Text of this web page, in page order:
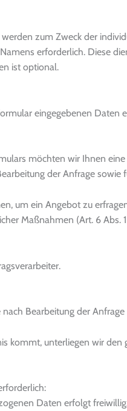
zum Zweck der
erforderlich. Diese
ist optional.
eingegebenen Daten
möchten wir Ihnen
der Anfrage sowie
um ein Angebot zu
Maßnahmen (Art. 6 Abs.
Bearbeitung der Anfrage
kommt, unterliegen wir
Daten erfolgt